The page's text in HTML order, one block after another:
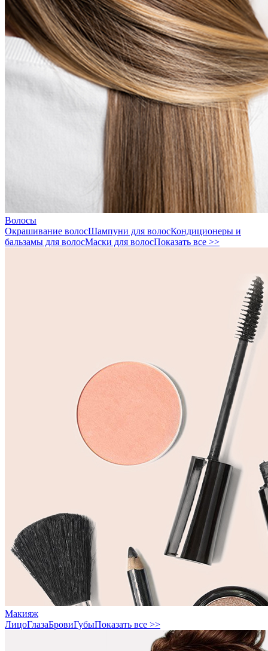
Волосы
Окрашивание волосШампуни для волосКондиционеры и
бальзамы для волосМаски для волосПоказать все >>
Макияж
ЛицоГлазаБровиГубыПоказать все >>